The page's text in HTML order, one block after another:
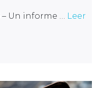
– Un informe … Leer